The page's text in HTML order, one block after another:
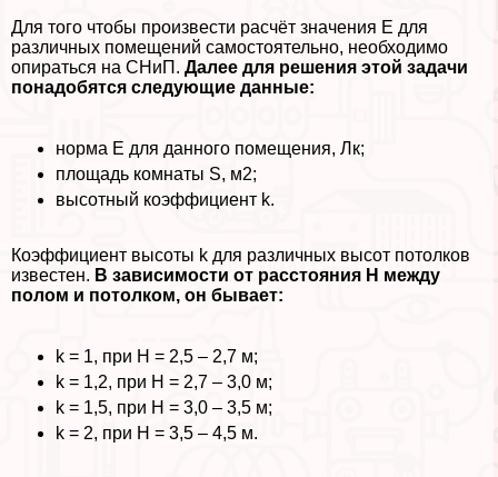
Для того чтобы произвести расчёт значения E для
различных помещений самостоятельно, необходимо
опираться на СНиП. Далее для решения этой задачи
понадобятся следующие данные:
норма E для данного помещения, Лк;
площадь комнаты S, м2;
высотный коэффициент k.
Коэффициент высоты k для различных высот потолков
известен. В зависимости от расстояния H между
полом и потолком, он бывает:
k = 1, при Н = 2,5 – 2,7 м;
k = 1,2, при Н = 2,7 – 3,0 м;
k = 1,5, при Н = 3,0 – 3,5 м;
k = 2, при H = 3,5 – 4,5 м.